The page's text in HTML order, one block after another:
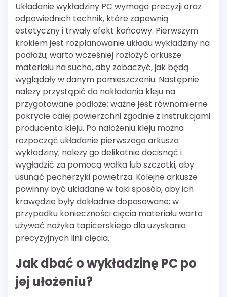
Układanie wykładziny PC wymaga precyzji oraz
odpowiednich technik, które zapewnią
estetyczny i trwały efekt końcowy. Pierwszym
krokiem jest rozplanowanie układu wykładziny na
podłożu; warto wcześniej rozłożyć arkusze
materiału na sucho, aby zobaczyć, jak będą
wyglądały w danym pomieszczeniu. Następnie
należy przystąpić do nakładania kleju na
przygotowane podłoże; ważne jest równomierne
pokrycie całej powierzchni zgodnie z instrukcjami
producenta kleju. Po nałożeniu kleju można
rozpocząć układanie pierwszego arkusza
wykładziny; należy go delikatnie docisnąć i
wygładzić za pomocą wałka lub szczotki, aby
usunąć pęcherzyki powietrza. Kolejne arkusze
powinny być układane w taki sposób, aby ich
krawędzie były dokładnie dopasowane; w
przypadku konieczności cięcia materiału warto
używać nożyka tapicerskiego dla uzyskania
precyzyjnych linii cięcia.
Jak dbać o wykładzinę PC po
jej ułożeniu?